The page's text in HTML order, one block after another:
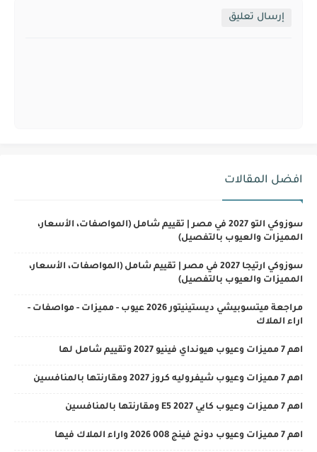
إرسال تعليق
افضل المقالات
سوزوكي التو 2027 في مصر | تقييم شامل (المواصفات، الأسعار،
المميزات والعيوب بالتفصيل)
سوزوكي ارتيجا 2027 في مصر | تقييم شامل (المواصفات، الأسعار،
المميزات والعيوب بالتفصيل)
مراجعة ميتسوبيشي ديستينيتور 2026 عيوب - مميزات - مواصفات -
اراء الملاك
اهم 7 مميزات وعيوب هيونداي فينيو 2027 وتقييم شامل لها
اهم 7 مميزات وعيوب شيفروليه كروز 2027 ومقارنتها بالمنافسين
اهم 7 مميزات وعيوب كايي E5 2027 ومقارنتها بالمنافسين
اهم 7 مميزات وعيوب دونج فينج 008 2026 واراء الملاك فيها